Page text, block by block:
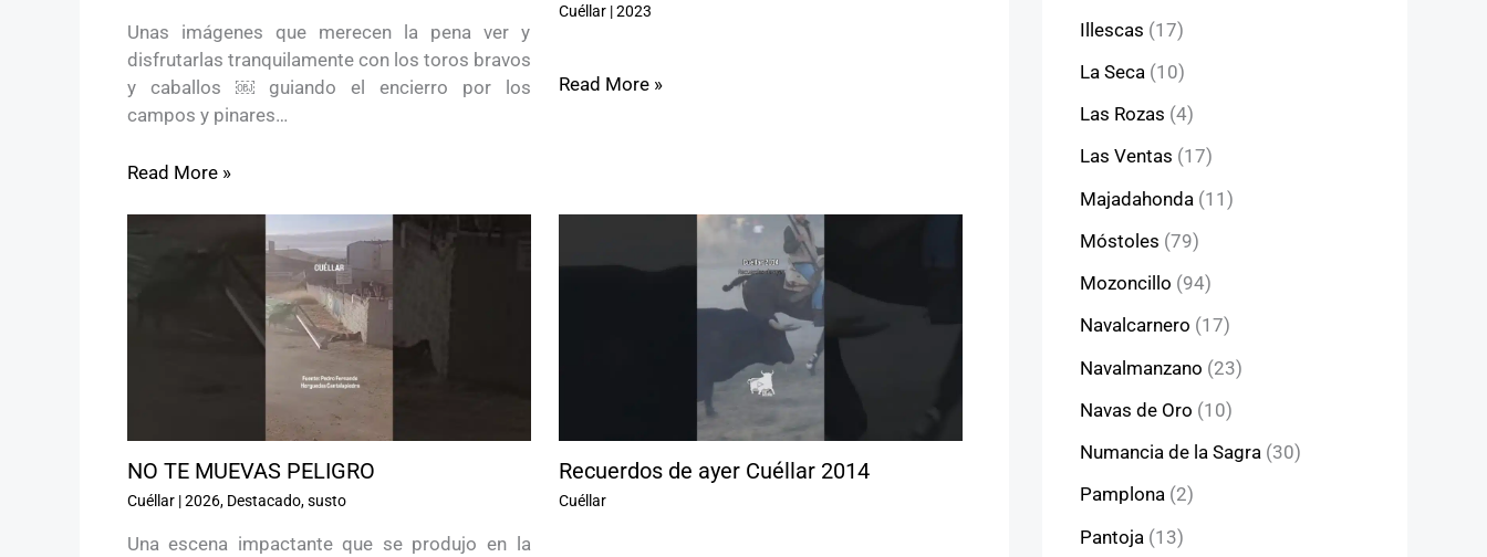
Unas imágenes que merecen la pena ver y
disfrutarlas tranquilamente con los toros bravos
y caballos ￼ guiando el encierro por los
campos y pinares…
Read More »
Cuéllar|2023
Read More »
NO TE MUEVAS PELIGRO ️
Cuéllar|2026, Destacado,susto
Una escena impactante que se produjo en la
Recuerdos de ayer Cuéllar 2014
Cuéllar
Illescas (17)
La Seca (10)
Las Rozas (4)
Las Ventas (17)
Majadahonda (11)
Móstoles (79)
Mozoncillo (94)
Navalcarnero (17)
Navalmanzano (23)
Navas de Oro (10)
Numancia de la Sagra (30)
Pamplona (2)
Pantoja (13)